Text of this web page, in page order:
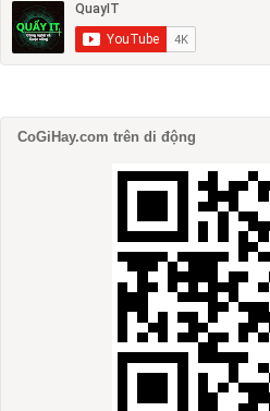
CoGiHay.com trên di động